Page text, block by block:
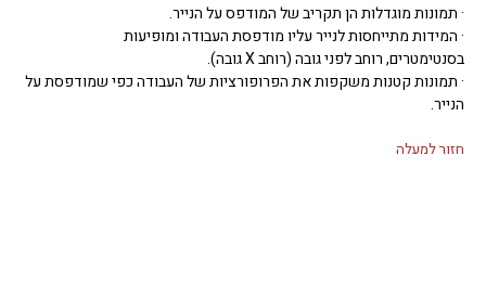
· תמונות מוגדלות הן תקריב של המודפס על הנייר.
· המידות מתייחסות לנייר עליו מודפסת העבודה ומופיעות
בסנטימטרים, רוחב לפני גובה (רוחב X גובה).
· תמונות קטנות משקפות את הפרופורציות של העבודה כפי שמודפסת על
הנייר.
חזור למעלה